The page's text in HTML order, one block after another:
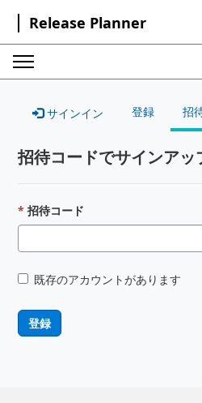
Release Planner
サインイン 登録 招
招待コードでサインアッ
招待コード
既存のアカウントがあります
登録